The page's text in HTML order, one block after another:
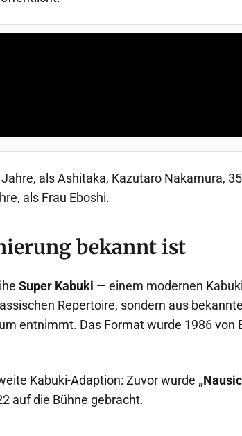
als Ashitaka, Kazutaro Nakamura,
als Frau Eboshi.
bekannt ist
Super Kabuki — einem modernen
Repertoire, sondern aus
entnimmt. Das Format wurde 1986 von
Kabuki-Adaption: Zuvor wurde
auf die Bühne gebracht.